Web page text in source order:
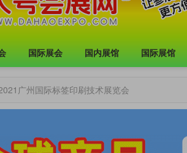
国际展会 国内展馆 国际展馆
广州国际标签印刷技术展览会